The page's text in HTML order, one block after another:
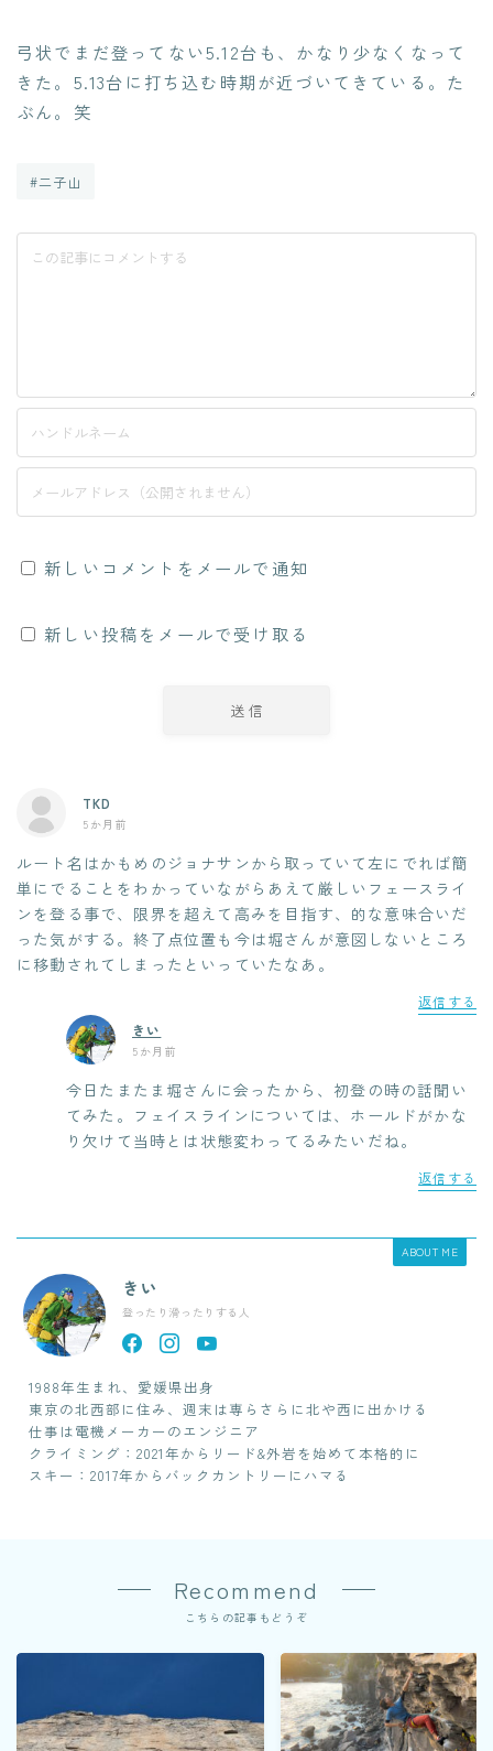
弓状でまだ登ってない5.12台も、かなり少なくなって
きた。5.13台に打ち込む時期が近づいてきている。た
ぶん。笑
#二子山
新しいコメントをメールで通知
新しい投稿をメールで受け取る
TKD
5か月前
ルート名はかもめのジョナサンから取っていて左にでれば簡
単にでることをわかっていながらあえて厳しいフェースライ
ンを登る事で、限界を超えて高みを目指す、的な意味合いだ
った気がする。終了点位置も今は堀さんが意図しないところ
に移動されてしまったといっていたなあ。
返信する
きい
5か月前
今日たまたま堀さんに会ったから、初登の時の話聞い
てみた。フェイスラインについては、ホールドがかな
り欠けて当時とは状態変わってるみたいだね。
返信する
ABOUT ME
きい
登ったり滑ったりする人
1988年生まれ、愛媛県出身
東京の北西部に住み、週末は専らさらに北や西に出かける
仕事は電機メーカーのエンジニア
クライミング：2021年からリード&外岩を始めて本格的に
スキー：2017年からバックカントリーにハマる
Recommend
こちらの記事もどうぞ